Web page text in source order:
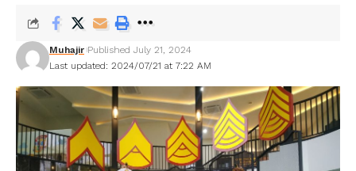
Last updated: 2024/07/21 at 7:22 AM
Muhajir Published July 21, 2024